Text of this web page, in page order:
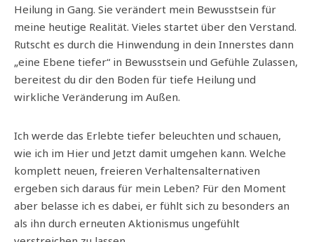
Heilung in Gang. Sie verändert mein Bewusstsein für
meine heutige Realität. Vieles startet über den Verstand.
Rutscht es durch die Hinwendung in dein Innerstes dann
„eine Ebene tiefer“ in Bewusstsein und Gefühle Zulassen,
bereitest du dir den Boden für tiefe Heilung und
wirkliche Veränderung im Außen.
Ich werde das Erlebte tiefer beleuchten und schauen,
wie ich im Hier und Jetzt damit umgehen kann. Welche
komplett neuen, freieren Verhaltensalternativen
ergeben sich daraus für mein Leben? Für den Moment
aber belasse ich es dabei, er fühlt sich zu besonders an
als ihn durch erneuten Aktionismus ungefühlt